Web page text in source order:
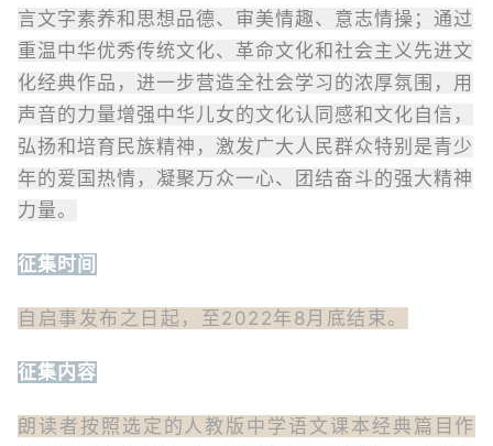
言文字素养和思想品德、审美情趣、意志情操；通过
重温中华优秀传统文化、革命文化和社会主义先进文
化经典作品，进一步营造全社会学习的浓厚氛围，用
声音的力量增强中华儿女的文化认同感和文化自信，
弘扬和培育民族精神，激发广大人民群众特别是青少
年的爱国热情，凝聚万众一心、团结奋斗的强大精神
力量。
征集时间
自启事发布之日起，至2022年8月底结束。
征集内容
朗读者按照选定的人教版中学语文课本经典篇目作